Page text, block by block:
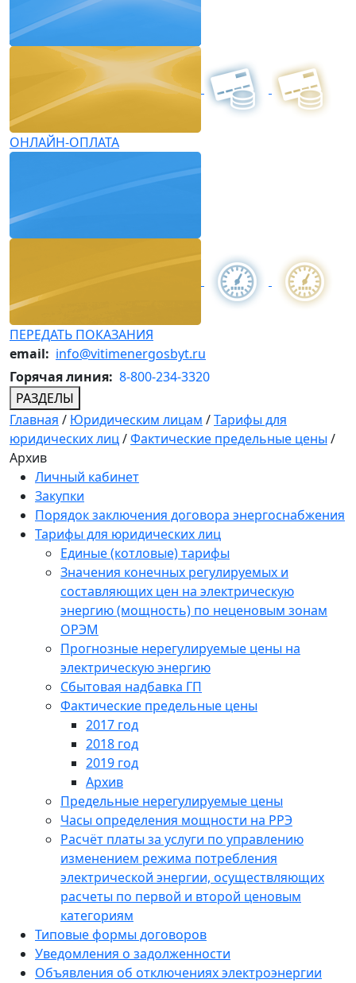
ОНЛАЙН-ОПЛАТА
ПЕРЕДАТЬ ПОКАЗАНИЯ
email: info@vitimenergosbyt.ru
Горячая линия: 8-800-234-3320
РАЗДЕЛЫ
Главная / Юридическим лицам /Тарифы для
юридических лиц/Фактические предельные цены /
Архив
Личный кабинет
Закупки
Порядок заключения договора энергоснабжения
Тарифы для юридических лиц
Единые (котловые) тарифы
Значения конечных регулируемых и
составляющих цен на электрическую
энергию (мощность) по неценовым зонам
ОРЭМ
Прогнозные нерегулируемые цены на
электрическую энергию
Сбытовая надбавка ГП
Фактические предельные цены
2017 год
2018 год
2019 год
Архив
Предельные нерегулируемые цены
Часы определения мощности на РРЭ
Расчёт платы за услуги по управлению
изменением режима потребления
электрической энергии, осуществляющих
расчеты по первой и второй ценовым
категориям
Типовые формы договоров
Уведомления о задолженности
Объявления об отключениях электроэнергии